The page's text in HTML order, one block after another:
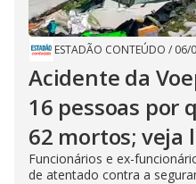
ESTADÃO CONTEÚDO / 06/
Acidente da
16 pessoas por
62 mortos; veja
Funcionários e ex-
de atentado contra a